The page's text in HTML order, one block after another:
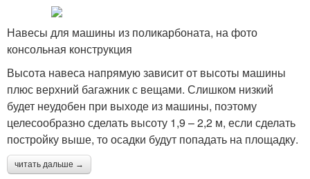
Навесы для машины из поликарбоната, на фото
консольная конструкция
Высота навеса напрямую зависит от высоты машины
плюс верхний багажник с вещами. Слишком низкий
будет неудобен при выходе из машины, поэтому
целесообразно сделать высоту 1,9 – 2,2 м, если сделать
постройку выше, то осадки будут попадать на площадку.
читать дальше →